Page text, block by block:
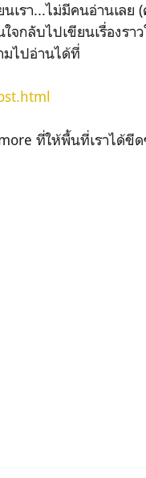
รา...ไม่มีคนอ่านเลย (
กลับไปเขียนเรื่องรา
มไปอ่านได้ที่
ที่ให้พื้นที่เราได้ขีดๆ